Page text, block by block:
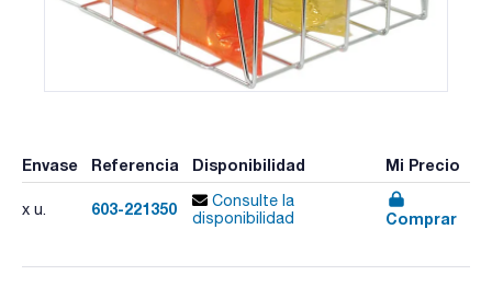
Envase Referencia Disponibilidad Mi Precio
x u. 603-221350
Consulte la
disponibilidad
Comprar